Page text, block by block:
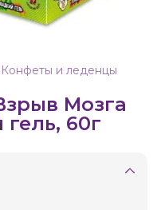
Конфеты и леденцы
Мозга
60г